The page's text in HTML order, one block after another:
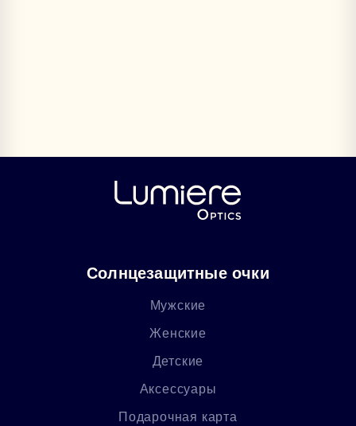
Солнцезащитные очки
Мужские
Женские
Детские
Аксессуары
Подарочная карта